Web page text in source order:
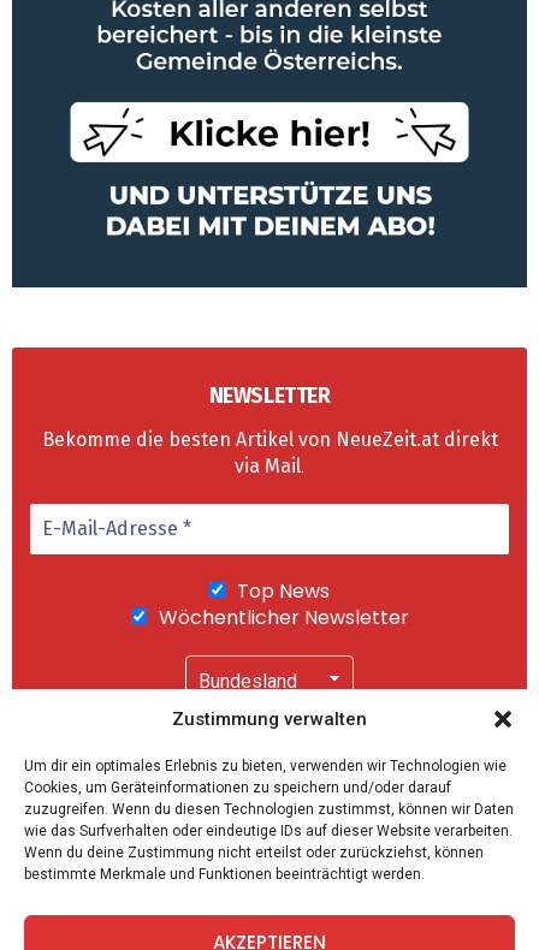
Zustimmung verwalten
Um dir ein optimales Erlebnis zu bieten, verwenden wir Technologien wie
Cookies, um Geräteinformationen zu speichern und/oder darauf
zuzugreifen. Wenn du diesen Technologien zustimmst, können wir Daten
wie das Surfverhalten oder eindeutige IDs auf dieser Website verarbeiten.
Wenn du deine Zustimmung nicht erteilst oder zurückziehst, können
bestimmte Merkmale und Funktionen beeinträchtigt werden.
AKZEPTIEREN
NEWSLETTER
Bekomme die besten Artikel von NeueZeit.at direkt
via Mail.
Top News
Wöchentlicher Newsletter
"Abonnieren" akzeptierst Du unsere
Datenschutzerklärung.